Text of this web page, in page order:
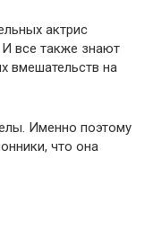
актрис
И все также знают
вмешательств на
Именно поэтому
что она